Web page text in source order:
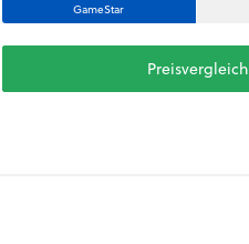
GameStar
Preisvergleich